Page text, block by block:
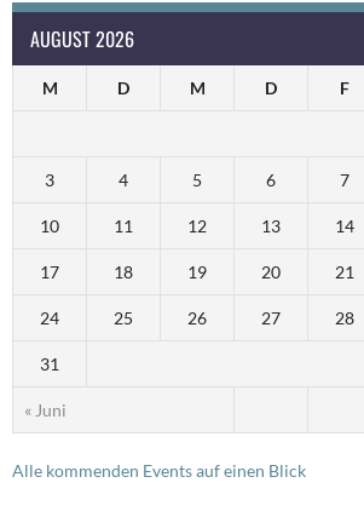
AUGUST 2026
M D M D F
« Juni
3 4 5 6 7
10 11 12 13 14
17 18 19 20 21
24 25 26 27 28
31
Alle kommenden Events auf einen Blick